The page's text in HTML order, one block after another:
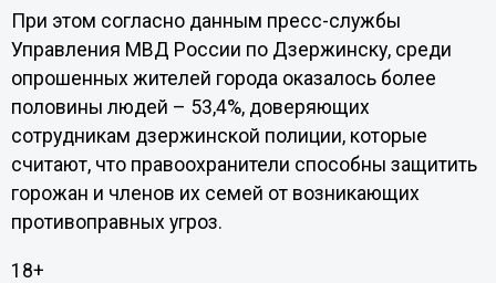
При этом согласно данным пресс-службы
Управления МВД России по Дзержинску, среди
опрошенных жителей города оказалось более
половины людей – 53,4%, доверяющих
сотрудникам дзержинской полиции, которые
считают, что правоохранители способны защитить
горожан и членов их семей от возникающих
противоправных угроз.
18+